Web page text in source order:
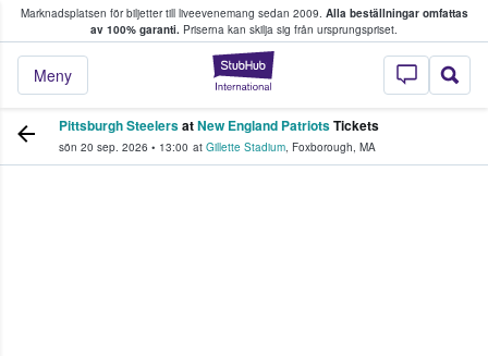
Marknadsplatsen för biljetter till liveevenemang sedan 2009. Alla beställningar omfattas
av 100% garanti. Priserna kan skilja sig från ursprungspriset.
StubHub – där
Meny
köper och säljer biljetter.
Pittsburgh SteelersatNew England PatriotsTickets
sön 20 sep. 2026 • 13:00 at Gillette Stadium, Foxborough, MA